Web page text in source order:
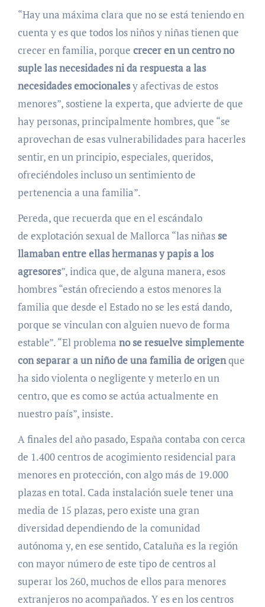
“Hay una máxima clara que no se está teniendo en
cuenta y es que todos los niños y niñas tienen que
crecer en familia, porque crecer en un centro no
suple las necesidades ni da respuesta a las
necesidades emocionalesy afectivas de estos
menores”, sostiene la experta, que advierte de que
hay personas, principalmente hombres, que “se
aprovechan de esas vulnerabilidades para hacerles
sentir, en un principio, especiales, queridos,
ofreciéndoles incluso un sentimiento de
pertenencia a una familia”.
Pereda, que recuerda que en el escándalo
de explotación sexual de Mallorca “las niñas se
llamaban entre ellas hermanas y papis a los
agresores”, indica que, de alguna manera, esos
hombres “están ofreciendo a estos menores la
familia que desde el Estado no se les está dando,
porque se vinculan con alguien nuevo de forma
estable”. “El problema no se resuelve simplemente
con separar a un niño de una familia de origenque
ha sido violenta o negligente y meterlo en un
centro, que es como se actúa actualmente en
nuestro país”, insiste.
A finales del año pasado, España contaba con cerca
de 1.400 centros de acogimiento residencial para
menores en protección, con algo más de 19.000
plazas en total. Cada instalación suele tener una
media de 15 plazas, pero existe una gran
diversidad dependiendo de la comunidad
autónoma y, en ese sentido, Cataluña es la región
con mayor número de este tipo de centros al
superar los 260, muchos de ellos para menores
extranjeros no acompañados. Y es en los centros